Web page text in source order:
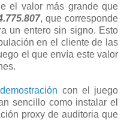
el valor más grande que
, que corresponde
un entero sin signo. Esto
en el cliente de las
el que envía este valor
con el juego
sencillo como instalar el
proxy de auditoria que